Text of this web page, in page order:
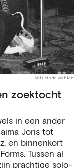
© lucinde wahlen
zoektocht
in een ander
Joris tot
en binnenkort
Tussen al
prachtige solo-